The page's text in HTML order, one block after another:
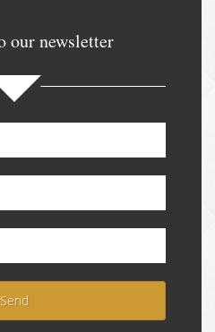
our newsletter
Send